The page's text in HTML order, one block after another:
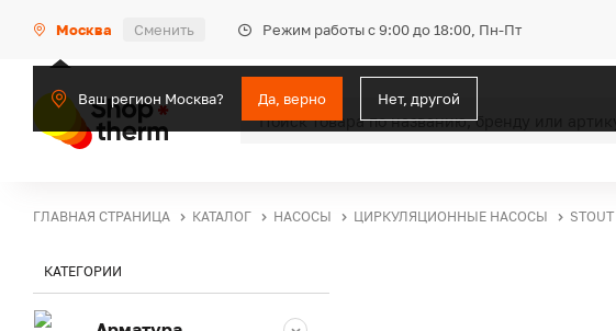
Москва Сменить Режим работы с 9:00 до 18:00, Пн-Пт
Ваш регион Москва? Да, верно Нет, другой
ГЛАВНАЯ СТРАНИЦА КАТАЛОГ НАСОСЫ ЦИРКУЛЯЦИОННЫЕ НАСОСЫ STOUT
КАТЕГОРИИ